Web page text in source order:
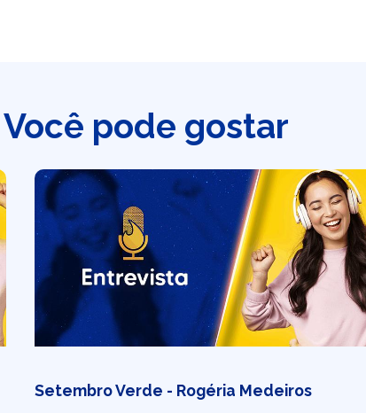
Você pode gostar
Setembro Verde - Rogéria Medeiros